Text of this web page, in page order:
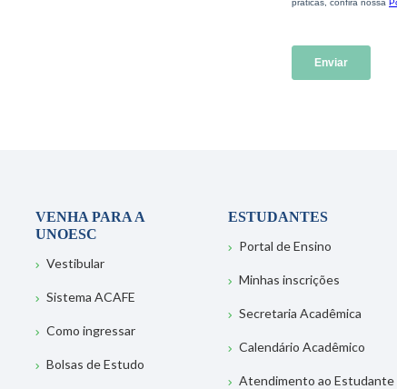
VENHA PARA A
UNOESC
Vestibular
Sistema ACAFE
Como ingressar
Bolsas de Estudo
ESTUDANTES
Portal de Ensino
Minhas inscrições
Secretaria Acadêmica
Calendário Acadêmico
Atendimento ao Estudante